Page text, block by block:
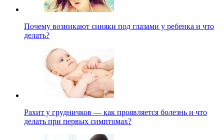
Почему возникают синяки под глазами у ребенка и что
делать?
Рахит у грудничков — как проявляется болезнь и что
делать при первых симптомах?